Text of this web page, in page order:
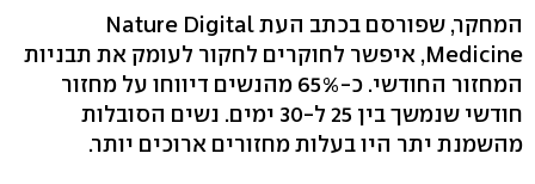
המחקר, שפורסם בכתב העת Nature Digital
Medicine, איפשר לחוקרים לחקור לעומק את תבניות
המחזור החודשי. כ-65% מהנשים דיווחו על מחזור
חודשי שנמשך בין 25 ל-30 ימים. נשים הסובלות
מהשמנת יתר היו בעלות מחזורים ארוכים יותר.